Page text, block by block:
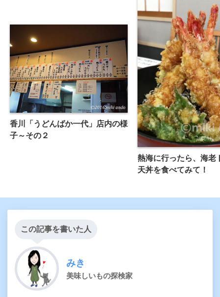
香川「うどんばか一代」店内の様
子～その２
熱海に行ったら、海老
天丼を食べてみて！
この記事を書いた人
みき
美味しいもの探検家